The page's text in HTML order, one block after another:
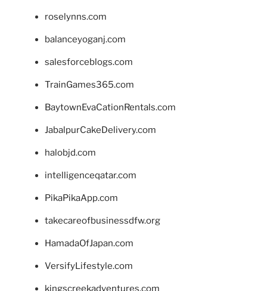
roselynns.com
balanceyoganj.com
salesforceblogs.com
TrainGames365.com
BaytownEvaCationRentals.com
JabalpurCakeDelivery.com
halobjd.com
intelligenceqatar.com
PikaPikaApp.com
takecareofbusinessdfw.org
HamadaOfJapan.com
VersifyLifestyle.com
kingscreekadventures.com